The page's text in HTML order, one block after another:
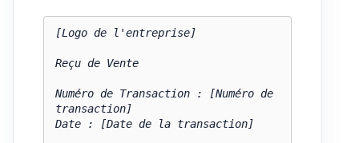
[Logo de l'entreprise]
Reçu de Vente
Numéro de Transaction : [Numéro de
transaction]
Date : [Date de la transaction]